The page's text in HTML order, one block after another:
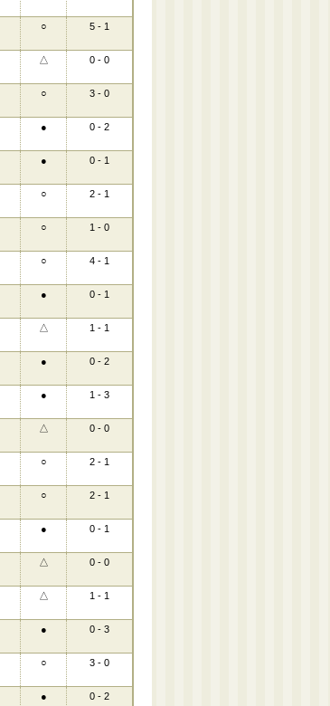
○ 5 - 1
△ 0 - 0
○ 3 - 0
● 0 - 2
● 0 - 1
○ 2 - 1
○ 1 - 0
○ 4 - 1
● 0 - 1
△ 1 - 1
● 0 - 2
● 1 - 3
△ 0 - 0
○ 2 - 1
○ 2 - 1
● 0 - 1
△ 0 - 0
△ 1 - 1
● 0 - 3
○ 3 - 0
● 0 - 2